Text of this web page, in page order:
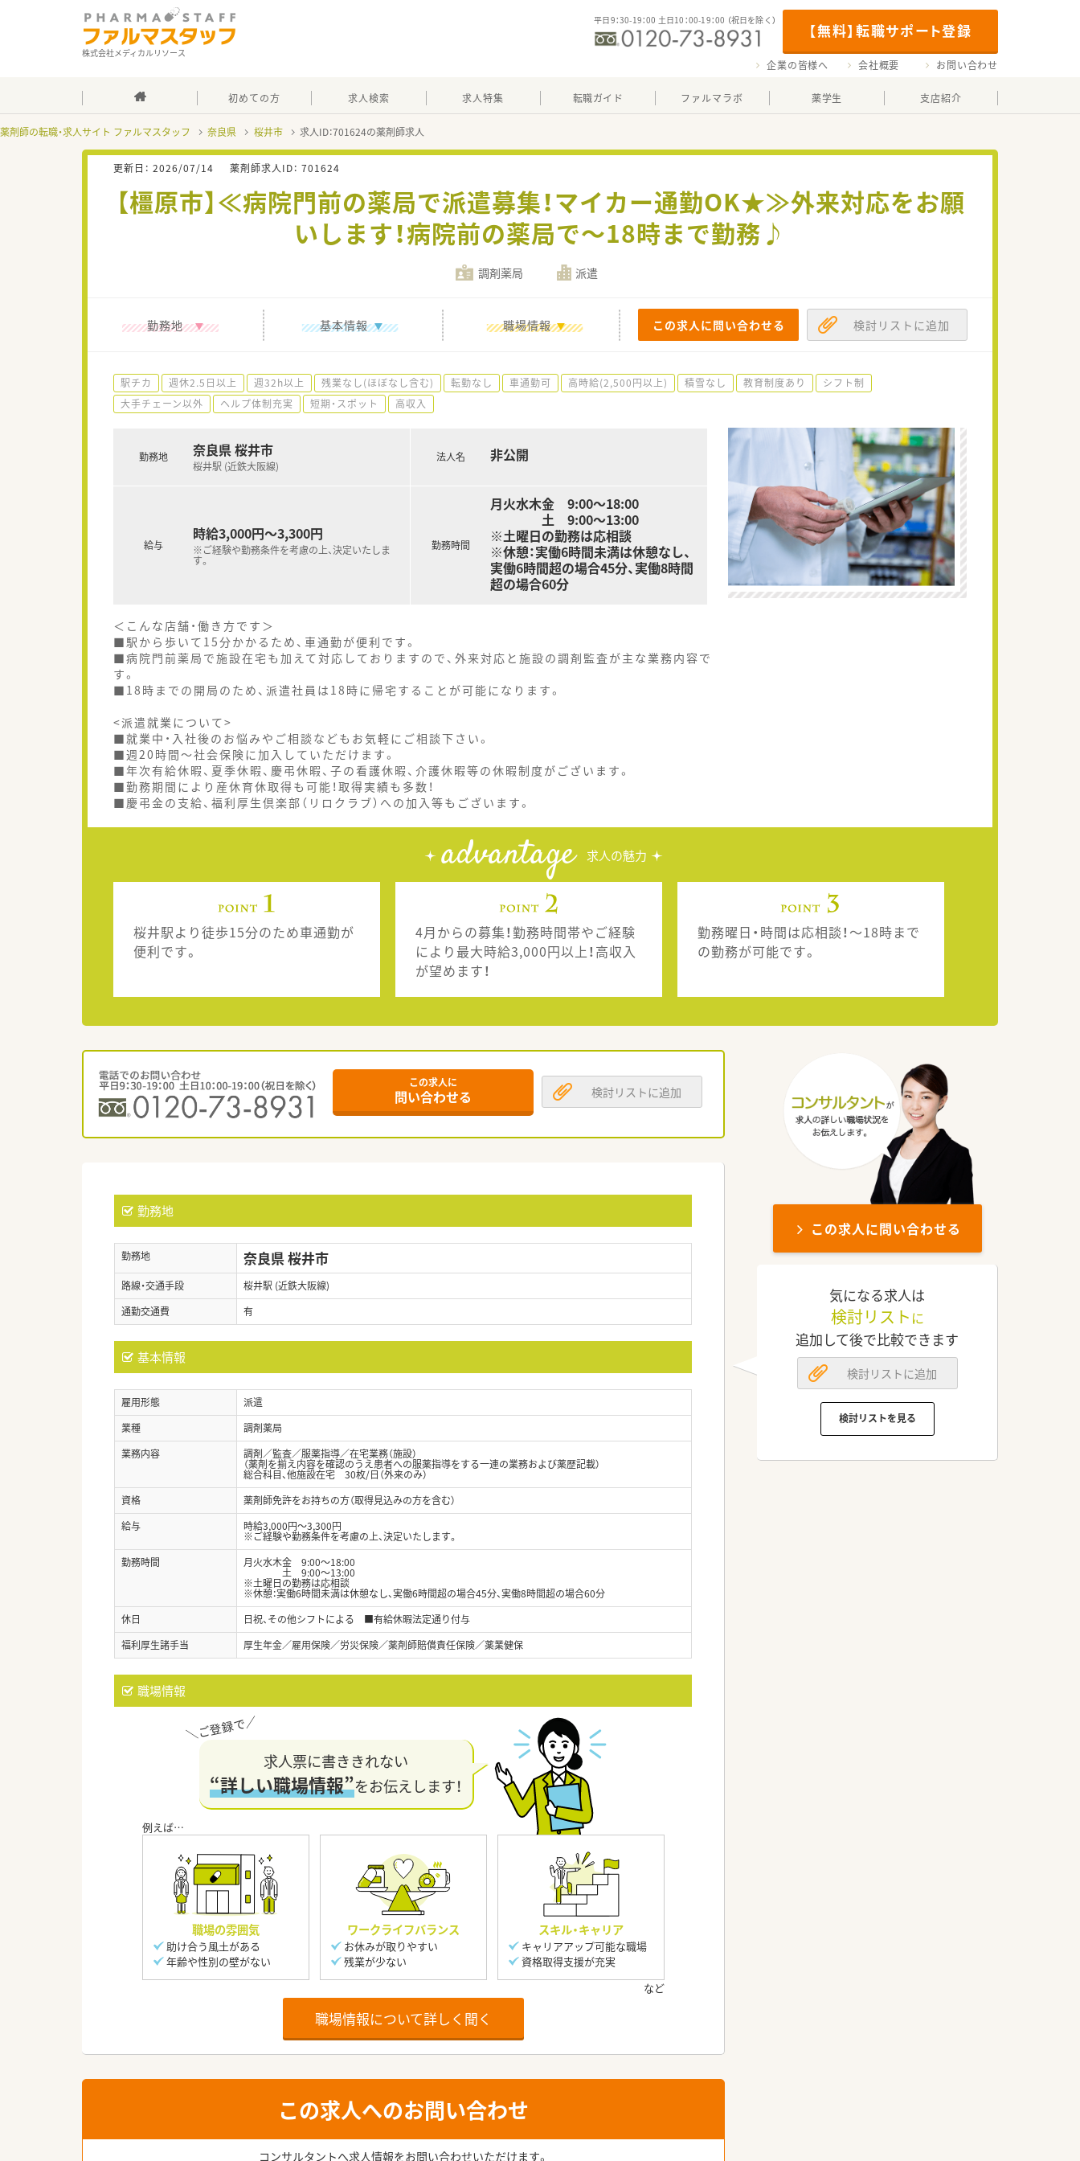
株式会社メディカルリソース
【無料】転職サポート登録
平日9：30-19：00 土日10：00-19：00 （祝日を除く）
企業の皆様へ 会社概要 お問い合わせ
初めての方 求人検索 求人特集 転職ガイド ファルマラボ 薬学生 支店紹介
薬剤師の転職・求人サイト ファルマスタッフ 奈良県 桜井市 求人ID：701624の薬剤師求人
更新日： 2026/07/14 薬剤師求人ID： 701624
【橿原市】≪病院門前の薬局で派遣募集！マイカー通勤OK★≫外来対応をお願
いします！病院前の薬局で～18時まで勤務♪
調剤薬局 派遣
勤務地 基本情報 職場情報 この求人に問い合わせる 検討リストに追加
駅チカ 週休2.5日以上 週32h以上 残業なし(ほぼなし含む) 転勤なし 車通勤可 高時給(2,500円以上) 積雪なし 教育制度あり
シフト制
大手チェーン以外
ヘルプ体制充実 短期・スポット 高収入
勤務地 奈良県 桜井市
桜井駅 (近鉄大阪線)
給与
時給3,000円～3,300円
※ご経験や勤務条件を考慮の上、決定いたしま
す。
法人名 非公開
勤務時間
月火水木金 9:00～18:00
土 9:00～13:00
※土曜日の勤務は応相談
※休憩：実働6時間未満は休憩なし、
実働6時間超の場合45分、実働8時間
超の場合60分
＜こんな店舗・働き方です＞
■駅から歩いて15分かかるため、車通勤が便利です。
■病院門前薬局で施設在宅も加えて対応しておりますので、外来対応と施設の調剤監査が主な業務内容で
す。
■18時までの開局のため、派遣社員は18時に帰宅することが可能になります。
<派遣就業について>
■就業中・入社後のお悩みやご相談などもお気軽にご相談下さい。
■週20時間～社会保険に加入していただけます。
■年次有給休暇、夏季休暇、慶弔休暇、子の看護休暇、介護休暇等の休暇制度がございます。
■勤務期間により産休育休取得も可能！取得実績も多数！
■慶弔金の支給、福利厚生倶楽部（リロクラブ）への加入等もございます。
advantage 求人の魅力
桜井駅より徒歩15分のため車通勤が
便利です。
4月からの募集！勤務時間帯やご経験
により最大時給3,000円以上！高収入
が望めます！
勤務曜日・時間は応相談！～18時まで
の勤務が可能です。
この求人に
問い合わせる 検討リストに追加
勤務地
勤務地 奈良県 桜井市
路線・交通手段
桜井駅 (近鉄大阪線)
通勤交通費
有
基本情報
雇用形態
派遣
業種
調剤薬局
業務内容
調剤／監査／服薬指導／在宅業務（施設）
（薬剤を揃え内容を確認のうえ患者への服薬指導をする一連の業務および薬歴記載）
総合科目、他施設在宅 30枚/日（外来のみ）
資格
薬剤師免許をお持ちの方（取得見込みの方を含む）
給与
時給3,000円～3,300円
※ご経験や勤務条件を考慮の上、決定いたします。
勤務時間
月火水木金 9:00～18:00
土 9:00～13:00
※土曜日の勤務は応相談
※休憩：実働6時間未満は休憩なし、実働6時間超の場合45分、実働8時間超の場合60分
休日
日祝、その他シフトによる ■有給休暇法定通り付与
福利厚生諸手当
厚生年金／雇用保険／労災保険／薬剤師賠償責任保険／薬業健保
職場情報
求人票に書ききれない
“詳しい職場情報”をお伝えします！
職場の雰囲気
助け合う風土がある
年齢や性別の壁がない
ワークライフバランス
お休みが取りやすい
残業が少ない
スキル・キャリア
キャリアアップ可能な職場
資格取得支援が充実
職場情報について詳しく聞く
この求人へのお問い合わせ
コンサルタントへ求人情報をお問い合わせいただけます。
この求人に問い合わせる
気になる求人は
検討リスト に
追加して後で比較できます
検討リストに追加
検討リストを見る